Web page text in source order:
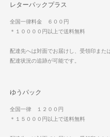
レターパックプラス
全国一律料金 ６００円
＊１００００円以上で送料無料
配達先へは対面でお届けし、受領印また
配達状況の追跡が可能です。
ゆうパック
全国一律 １２００円
＊１５０００円以上で送料無料